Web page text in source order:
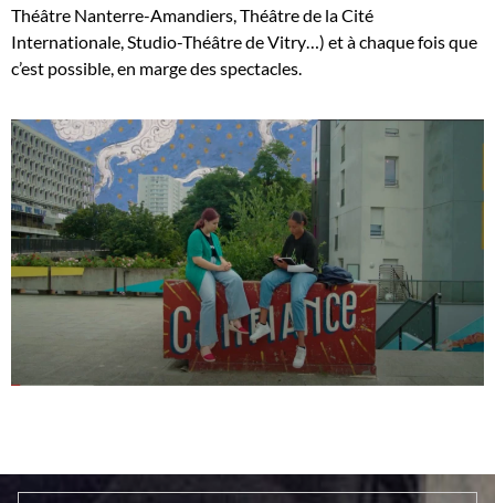
Théâtre Nanterre-Amandiers, Théâtre de la Cité
Internationale, Studio-Théâtre de Vitry…) et à chaque fois que
c’est possible, en marge des spectacles.